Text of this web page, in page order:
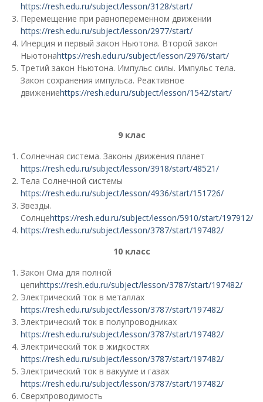
https://resh.edu.ru/subject/lesson/3128/start/
Перемещение при равнопеременном движении
https://resh.edu.ru/subject/lesson/2977/start/
Инерция и первый закон Ньютона. Второй закон
Ньютонаhttps://resh.edu.ru/subject/lesson/2976/start/
Третий закон Ньютона. Импульс силы. Импульс тела.
Закон сохранения импульса. Реактивное
движениеhttps://resh.edu.ru/subject/lesson/1542/start/
9 клас
Солнечная система. Законы движения планет
https://resh.edu.ru/subject/lesson/3918/start/48521/
Тела Солнечной системы
https://resh.edu.ru/subject/lesson/4936/start/151726/
Звезды.
Солнцеhttps://resh.edu.ru/subject/lesson/5910/start/197912/
https://resh.edu.ru/subject/lesson/3787/start/197482/
10 класс
Закон Ома для полной
цепиhttps://resh.edu.ru/subject/lesson/3787/start/197482/
Электрический ток в металлах
https://resh.edu.ru/subject/lesson/3787/start/197482/
Электрический ток в полупроводниках
https://resh.edu.ru/subject/lesson/3787/start/197482/
Электрический ток в жидкостях
https://resh.edu.ru/subject/lesson/3787/start/197482/
Электрический ток в вакууме и газах
https://resh.edu.ru/subject/lesson/3787/start/197482/
Сверхпроводимость